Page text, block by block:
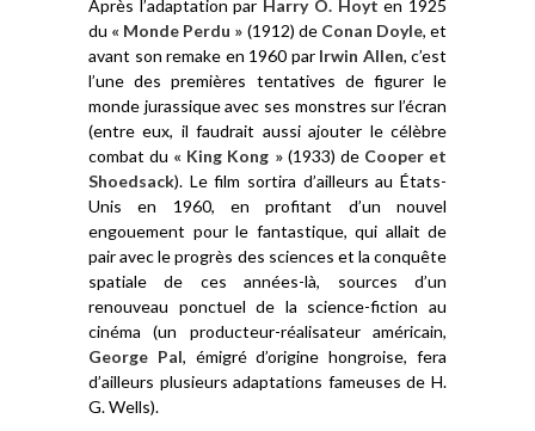
Après l’adaptation par Harry O. Hoyt en 1925
du « Monde Perdu » (1912) de Conan Doyle, et
avant son remake en 1960 par Irwin Allen, c’est
l’une des premières tentatives de figurer le
monde jurassique avec ses monstres sur l’écran
(entre eux, il faudrait aussi ajouter le célèbre
combat du « King Kong »(1933) de Cooper et
Shoedsack). Le film sortira d’ailleurs au États-
Unis en 1960, en profitant d’un nouvel
engouement pour le fantastique, qui allait de
pair avec le progrès des sciences et la conquête
spatiale de ces années-là, sources d’un
renouveau ponctuel de la science-fiction au
cinéma (un producteur-réalisateur américain,
George Pal, émigré d’origine hongroise, fera
d’ailleurs plusieurs adaptations fameuses de H.
G. Wells).